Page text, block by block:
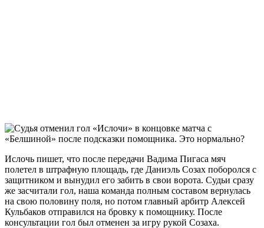
Ислочь пишет, что после передачи Вадима Пигаса мяч
полетел в штрафную площадь, где Даниэль Созах поборолся с
защитником и вынудил его забить в свои ворота. Судьи сразу
же засчитали гол, наша команда полным составом вернулась
на свою половину поля, но потом главный арбитр Алексей
Кульбаков отправился на бровку к помощнику. После
консультации гол был отменен за игру рукой Созаха.